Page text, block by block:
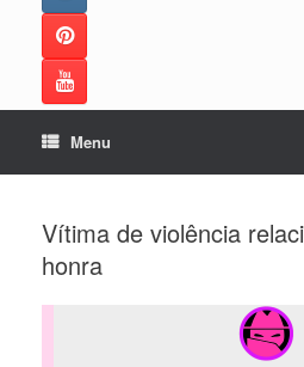
Menu
Vítima de violência
honra